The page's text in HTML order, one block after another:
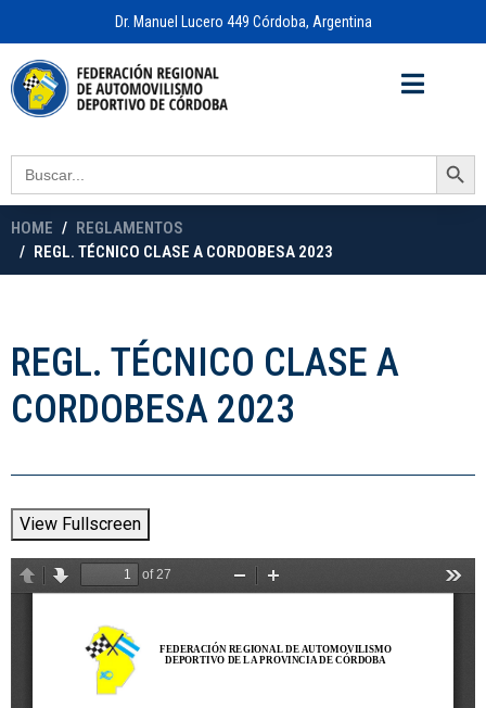
Dr. Manuel Lucero 449 Córdoba, Argentina
Search
for:
Search Button
HOME
REGLAMENTOS
REGL. TÉCNICO CLASE A CORDOBESA 2023
REGL. TÉCNICO CLASE A
CORDOBESA 2023
View Fullscreen